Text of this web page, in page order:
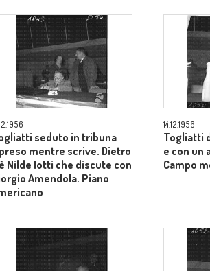
seduto in tribuna
mentre scrive. Dietro
Nilde Iotti che discute con
Amendola. Piano
14.12.1956
Togliatti
e con un
Campo